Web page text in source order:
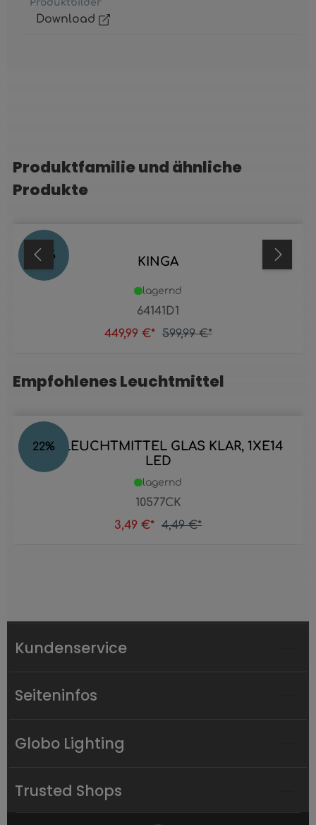
Produktbilder
Download
Produktgalerie überspringen
Produktfamilie und ähnliche
Produkte
25 % KINGA
64141D1
lagernd
449,99 €* 599,99 €*
Produktgalerie überspringen
Empfohlenes Leuchtmittel
22%
LED LEUCHTMITTEL GLAS KLAR, 1XE14
LED
10577CK
lagernd
3,49 €* 4,49 €*
Kundenservice
Seiteninfos
Globo Lighting
Trusted Shops